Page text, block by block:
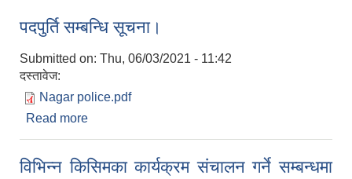
पदपुर्ति सम्बन्धि सूचना।
Submitted on: Thu, 06/03/2021 - 11:42
दस्तावेज:
Nagar police.pdf
Read more
विभिन्न किसिमका कार्यक्रम संचालन गर्ने सम्बन्धमा